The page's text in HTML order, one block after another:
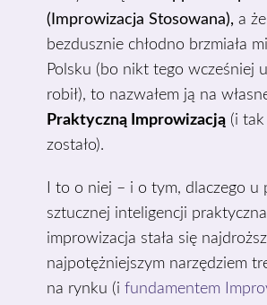
(Improwizacja Stosowana),a
bezdusznie chłodno brzmiała
Polsku (bo nikt tego wcześniej
robił), to nazwałem ją na
Praktyczną Improwizacją (i
zostało).
I to o niej – i o tym, dlaczego u
sztucznej inteligencji praktyczna
improwizacja stała się
najpotężniejszym narzędziem
na rynku (ifundamentem